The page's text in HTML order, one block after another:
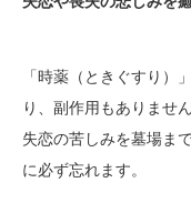
「時薬（ときぐすり）
り、副作用もありませ
失恋の苦しみを墓場ま
に必ず忘れます。